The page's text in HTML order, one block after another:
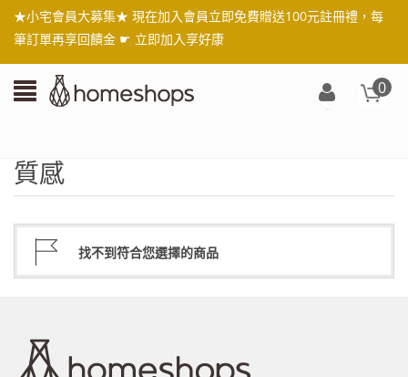
★小宅會員大募集★ 現在加入會員立即免費贈送100元註冊禮，每
筆訂單再享回饋金 ☛ 立即加入享好康
0
質感
找不到符合您選擇的商品